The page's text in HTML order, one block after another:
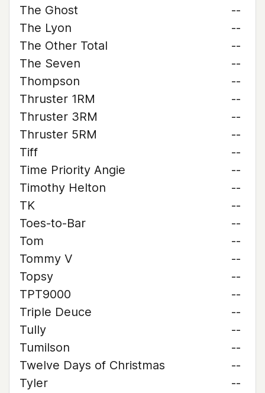
The Ghost
--
The Lyon
--
The Other Total
--
The Seven
--
Thompson
--
Thruster 1RM
--
Thruster 3RM
--
Thruster 5RM
--
Tiff
--
Time Priority Angie
--
Timothy Helton
--
TK
--
Toes-to-Bar
--
Tom
--
Tommy V
--
Topsy
--
TPT9000
--
Triple Deuce
--
Tully
--
Tumilson
--
Twelve Days of Christmas
--
Tyler
--